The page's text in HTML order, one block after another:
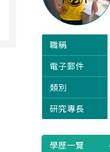
職稱
電子郵件
類別
研究專長
學歷一覽